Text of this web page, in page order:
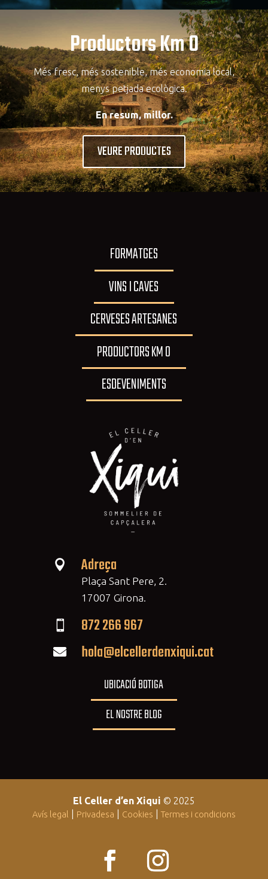
Productors Km 0
Més fresc, més sostenible, més economia local,
menys petjada ecològica.
En resum, millor.
VEURE PRODUCTES
FORMATGES
VINS I CAVES
CERVESES ARTESANES
PRODUCTORS KM 0
ESDEVENIMENTS
 Adreça
Plaça Sant Pere, 2.
17007 Girona.
 872 266 967
 hola@elcellerdenxiqui.cat
UBICACIÓ BOTIGA
EL NOSTRE BLOG
El Celler d’en Xiqui © 2025
Avís legal Privadesa Cookies Termes i condicions